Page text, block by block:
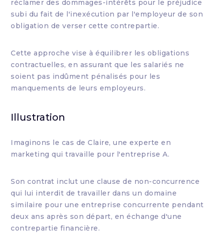
réclamer des dommages-intérêts pour le préjudice
subi du fait de l'inexécution par l'employeur de son
obligation de verser cette contrepartie.
Cette approche vise à équilibrer les obligations
contractuelles, en assurant que les salariés ne
soient pas indûment pénalisés pour les
manquements de leurs employeurs.
Illustration
Imaginons le cas de Claire, une experte en
marketing qui travaille pour l'entreprise A.
Son contrat inclut une clause de non-concurrence
qui lui interdit de travailler dans un domaine
similaire pour une entreprise concurrente pendant
deux ans après son départ, en échange d'une
contrepartie financière.